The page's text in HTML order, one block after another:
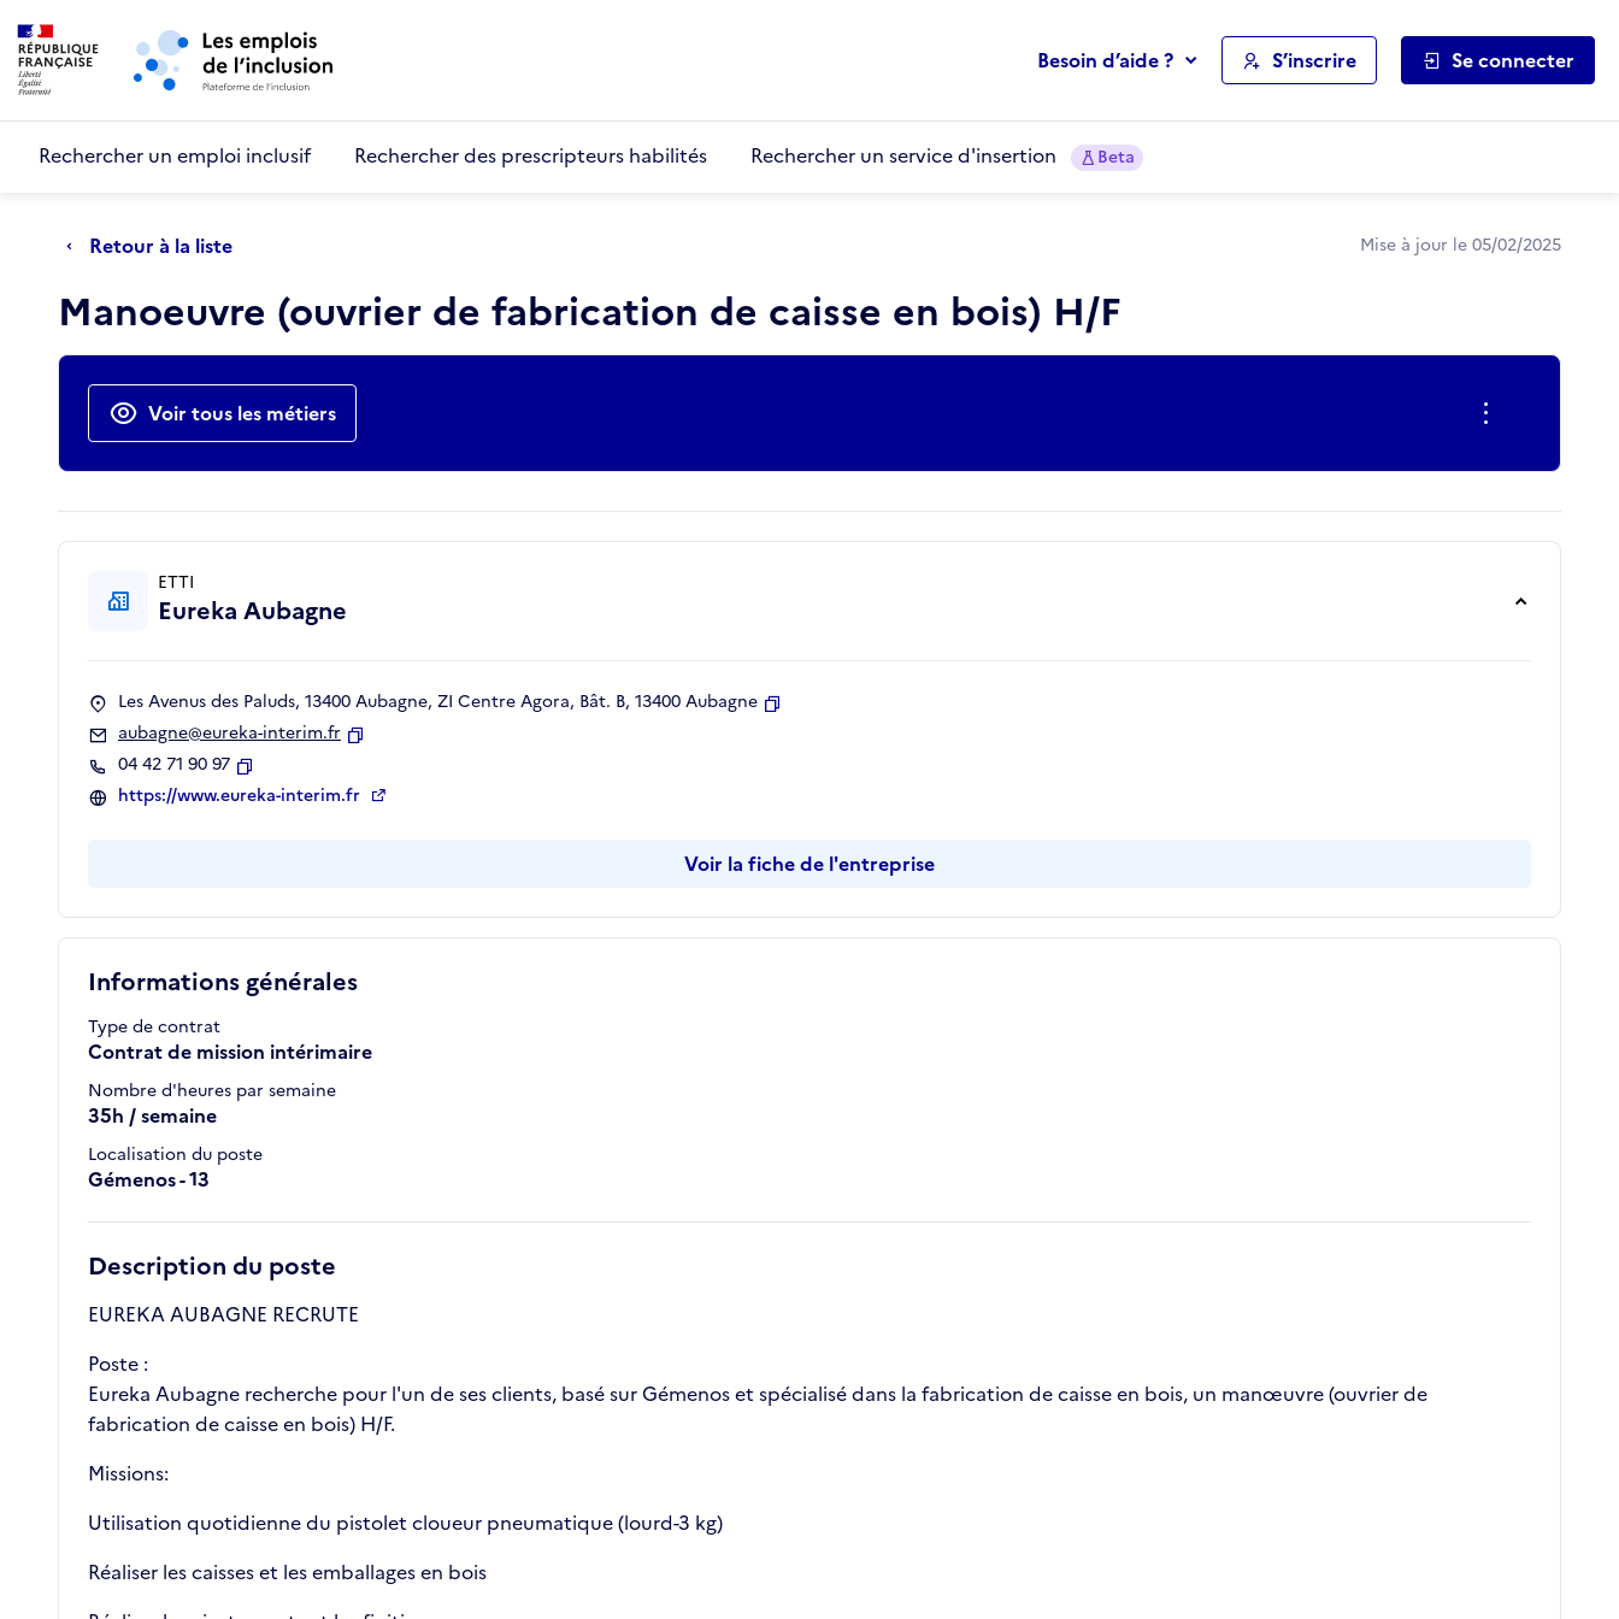
Aller au menu principal
Besoin d’aide ? S’inscrire Se connecter
Rechercher un emploi inclusif Rechercher des prescripteurs habilités Rechercher un service d'insertion Beta
Retour à la liste Mise à jour le 05/02/2025
Manoeuvre (ouvrier de fabrication de caisse en bois) H/F
Actions rapides
Voir tous les métiers
Informations générales
Type de contrat
Contrat de mission intérimaire
Nombre d'heures par semaine
35h / semaine
Localisation du poste
Gémenos - 13
Description du poste
EUREKA AUBAGNE RECRUTE
Poste :
Eureka Aubagne recherche pour l'un de ses clients, basé sur Gémenos et spécialisé dans la fabrication de caisse en bois, un manœuvre (ouvrier de
fabrication de caisse en bois) H/F.
Missions:
Utilisation quotidienne du pistolet cloueur pneumatique (lourd-3 kg)
Réaliser les caisses et les emballages en bois
ETTI
Eureka Aubagne
Les Avenus des Paluds, 13400 Aubagne, ZI Centre Agora, Bât. B, 13400 Aubagne
aubagne@eureka-interim.fr
04 42 71 90 97
Copier
https://www.eureka-interim.fr
Voir la fiche de l'entreprise